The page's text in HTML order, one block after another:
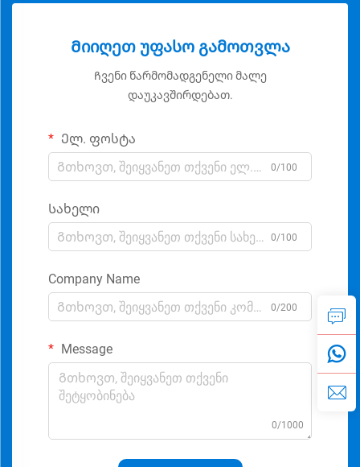
Მიიღეთ უფასო გამოთვლა
Ჩვენი წარმომადგენელი მალე
დაუკავშირდებათ.
Ელ. ფოსტა
0/100
Სახელი
0/100
Company Name
0/200
Message
0/1000